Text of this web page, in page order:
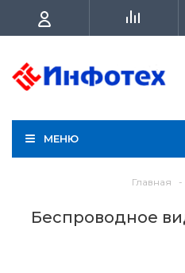
МЕНЮ
Главная -
Беспроводное